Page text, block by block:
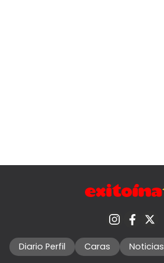
Diario Perfil Caras Noticias